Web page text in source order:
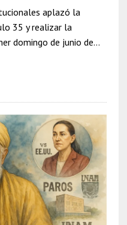
aplazó la
35 y realizar la
domingo de junio de…